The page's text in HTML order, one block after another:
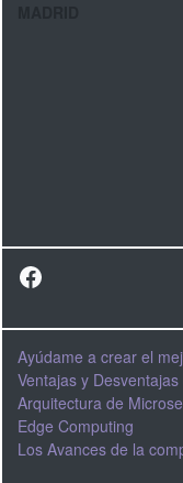
Facebook
Ayúdame a crear el
Ventajas y
Arquitectura de
Edge Computing
Los Avances de la